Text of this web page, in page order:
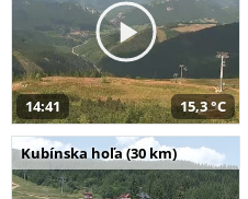
14:41 15,3 °C
Kubínska hoľa (30 km)